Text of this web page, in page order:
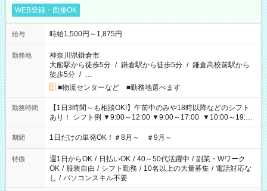
WEB登録・面接OK
給与 時給1,500円～1,875円
勤務地
神奈川県鎌倉市
大船駅から徒歩5分 / 鎌倉駅から徒歩5分 / 鎌倉高校前駅から
徒歩5分 / …
■物流センターなど ■勤務地選べます
勤務時間
【1日3時間～も相談OK!】午前中のみや18時以降などのシフト
あり！ シフト例 ▼9:00～12:00 ▼9:00～17:00 ▼10:00～19:00
▼18:00～21:00
期間 1日だけの単発OK！＃8月～ ＃9月～
特徴 週1日からOK / 日払いOK / 40～50代活躍中 / 副業・Wワーク
OK / 服装自由 / シフト勤務 / 10名以上の大量募集 / 電話対応な
し / パソコンスキル不要